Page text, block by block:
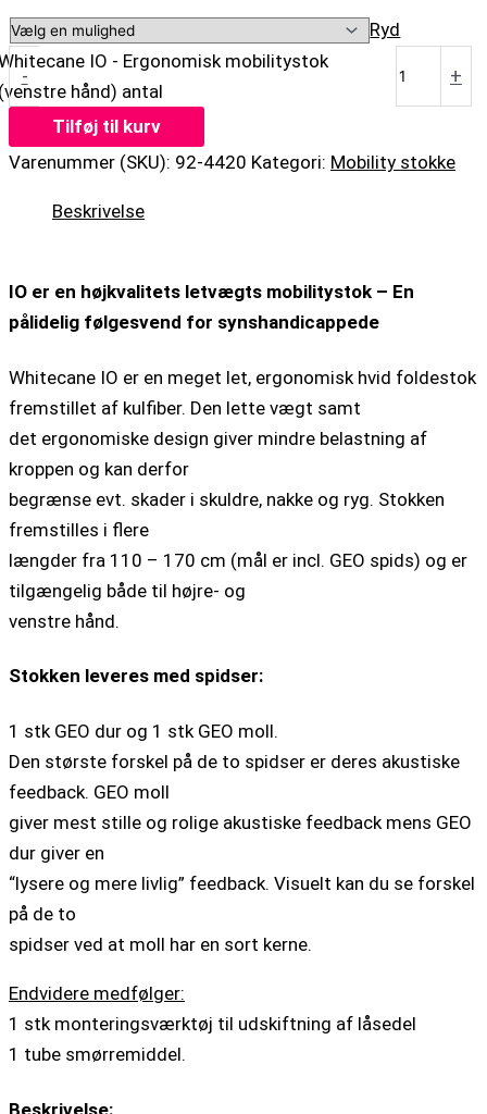
Ryd
-
IO - Ergonomisk mobilitystok
hånd) antal
+
Tilføj til kurv
Varenummer (SKU): 92-4420 Kategori: Mobility stokke
Beskrivelse
IO er en højkvalitets letvægts mobilitystok – En
pålidelig følgesvend for synshandicappede
Whitecane IO er en meget let, ergonomisk hvid foldestok
fremstillet af kulfiber. Den lette vægt samt
det ergonomiske design giver mindre belastning af
kroppen og kan derfor
begrænse evt. skader i skuldre, nakke og ryg. Stokken
fremstilles i flere
længder fra 110 – 170 cm (mål er incl. GEO spids) og er
tilgængelig både til højre- og
venstre hånd.
Stokken leveres med spidser:
1 stk GEO dur og 1 stk GEO moll.
Den største forskel på de to spidser er deres akustiske
feedback. GEO moll
giver mest stille og rolige akustiske feedback mens GEO
dur giver en
“lysere og mere livlig” feedback. Visuelt kan du se forskel
på de to
spidser ved at moll har en sort kerne.
Endvidere medfølger:
1 stk monteringsværktøj til udskiftning af låsedel
1 tube smørremiddel.
Beskrivelse: